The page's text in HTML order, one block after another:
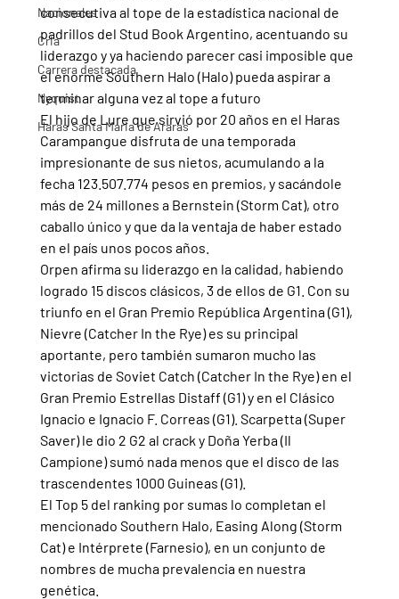
Nacionales
Cria
Carrera destacada
Nyquist
Haras Santa Maria de Araras
consecutiva al tope de la estadística nacional de
padrillos del Stud Book Argentino, acentuando su
liderazgo y ya haciendo parecer casi imposible que
el enorme Southern Halo (Halo) pueda aspirar a
terminar alguna vez al tope a futuro
El hijo de Lure que sirvió por 20 años en el Haras
Carampangue disfruta de una temporada
impresionante de sus nietos, acumulando a la
fecha 123.507.774 pesos en premios, y sacándole
más de 24 millones a Bernstein (Storm Cat), otro
caballo único y que da la ventaja de haber estado
en el país unos pocos años.
Orpen afirma su liderazgo en la calidad, habiendo
logrado 15 discos clásicos, 3 de ellos de G1. Con su
triunfo en el Gran Premio República Argentina (G1),
Nievre (Catcher In the Rye) es su principal
aportante, pero también sumaron mucho las
victorias de Soviet Catch (Catcher In the Rye) en el
Gran Premio Estrellas Distaff (G1) y en el Clásico
Ignacio e Ignacio F. Correas (G1). Scarpetta (Super
Saver) le dio 2 G2 al crack y Doña Yerba (Il
Campione) sumó nada menos que el disco de las
trascendentes 1000 Guineas (G1).
El Top 5 del ranking por sumas lo completan el
mencionado Southern Halo, Easing Along (Storm
Cat) e Intérprete (Farnesio), en un conjunto de
nombres de mucha prevalencia en nuestra
genética.